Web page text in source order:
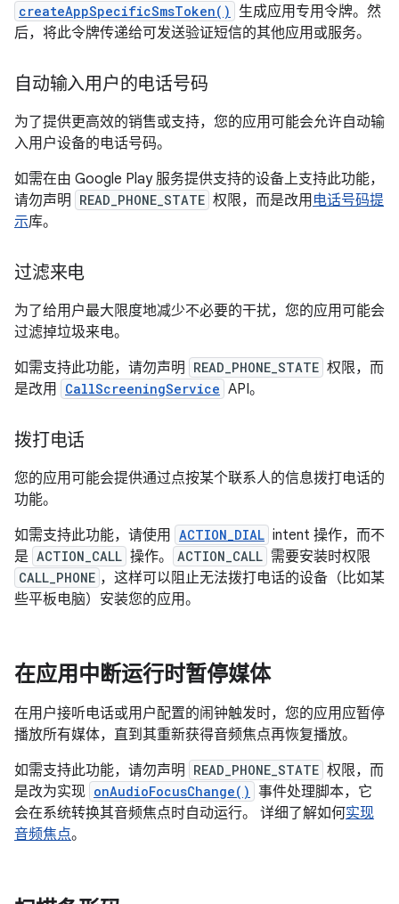
createAppSpecificSmsToken() 生成应用专用令牌。然
后，将此令牌传递给可发送验证短信的其他应用或服务。
自动输入用户的电话号码
为了提供更高效的销售或支持，您的应用可能会允许自动输
入用户设备的电话号码。
如需在由 Google Play 服务提供支持的设备上支持此功能，
请勿声明
READ_PHONE_STATE 权限，而是改用 电话号码提
示库。
过滤来电
为了给用户最大限度地减少不必要的干扰，您的应用可能会
过滤掉垃圾来电。
如需支持此功能，请勿声明
READ_PHONE_STATE 权限，而
是改用
CallScreeningService API。
拨打电话
您的应用可能会提供通过点按某个联系人的信息拨打电话的
功能。
如需支持此功能，请使用
ACTION_DIAL intent 操作，而不
是 ACTION_CALL 操作。 ACTION_CALL 需要安装时权限
CALL_PHONE ，这样可以阻止无法拨打电话的设备（比如某
些平板电脑）安装您的应用。
在应用中断运行时暂停媒体
在用户接听电话或用户配置的闹钟触发时，您的应用应暂停
播放所有媒体，直到其重新获得音频焦点再恢复播放。
如需支持此功能，请勿声明
READ_PHONE_STATE 权限，而
是改为实现 onAudioFocusChange() 事件处理脚本，它
会在系统转换其音频焦点时自动运行。 详细了解如何实现
音频焦点。